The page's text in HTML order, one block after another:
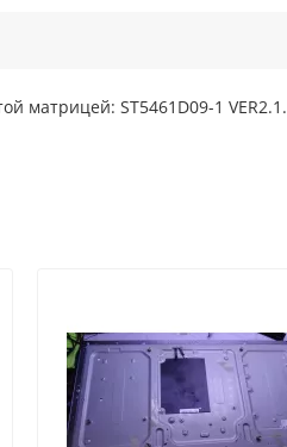
матрицей: ST5461D09-1 VER2.1.